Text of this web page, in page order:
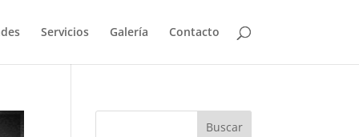
Servicios Galería Contacto